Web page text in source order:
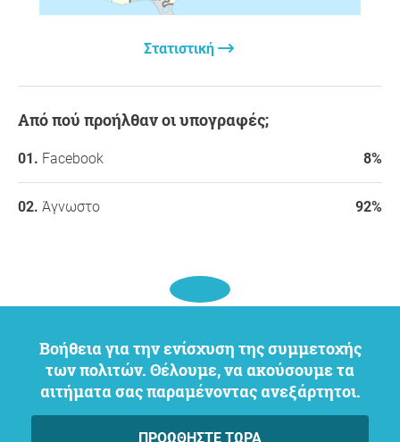
Στατιστική
Από πού προήλθαν οι υπογραφές;
Facebook 8%
Άγνωστο 92%
Βοήθεια για την ενίσχυση της συμμετοχής
των πολιτών. Θέλουμε, να ακούσουμε τα
αιτήματα σας παραμένοντας ανεξάρτητοι.
ΠΡΟΩΘΉΣΤΕ ΤΏΡΑ